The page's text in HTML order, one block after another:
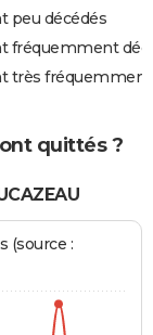
peu décédés
fréquemment
très
quittés ?
(source :